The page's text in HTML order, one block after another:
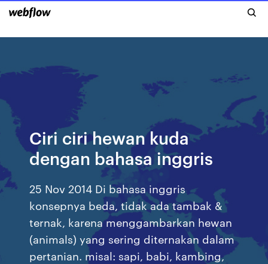
Ciri ciri hewan kuda
dengan bahasa inggris
25 Nov 2014 Di bahasa inggris
konsepnya beda, tidak ada tambak &
ternak, karena menggambarkan hewan
(animals) yang sering diternakan dalam
pertanian. misal: sapi, babi, kambing,